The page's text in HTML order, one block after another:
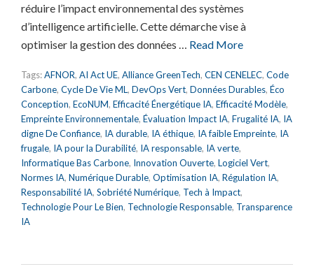
réduire l’impact environnemental des systèmes
d’intelligence artificielle. Cette démarche vise à
optimiser la gestion des données … Read More
Tags:AFNOR, AI Act UE, Alliance GreenTech, CEN CENELEC, Code
Carbone, Cycle De Vie ML, DevOps Vert, Données Durables, Éco
Conception, EcoNUM, Efficacité Énergétique IA, Efficacité Modèle,
Empreinte Environnementale, Évaluation Impact IA, Frugalité IA, IA
digne De Confiance, IA durable, IA éthique, IA faible Empreinte, IA
frugale, IA pour la Durabilité, IA responsable, IA verte,
Informatique Bas Carbone, Innovation Ouverte, Logiciel Vert,
Normes IA, Numérique Durable, Optimisation IA, Régulation IA,
Responsabilité IA, Sobriété Numérique, Tech à Impact,
Technologie Pour Le Bien, Technologie Responsable, Transparence
IA